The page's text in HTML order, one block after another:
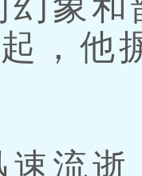
，他
流逝